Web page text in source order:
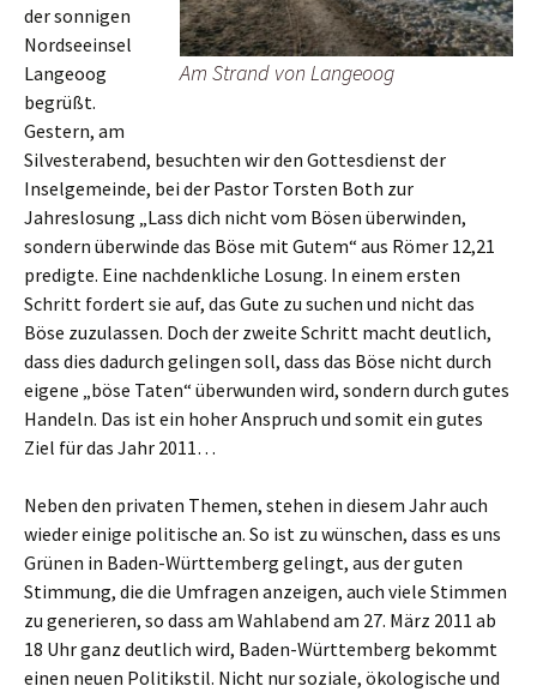
Am Strand von Langeoog
der sonnigen
Nordseeinsel
Langeoog
begrüßt.
Gestern, am
Silvesterabend, besuchten wir den Gottesdienst der
Inselgemeinde, bei der Pastor Torsten Both zur
Jahreslosung „Lass dich nicht vom Bösen überwinden,
sondern überwinde das Böse mit Gutem“ aus Römer 12,21
predigte. Eine nachdenkliche Losung. In einem ersten
Schritt fordert sie auf, das Gute zu suchen und nicht das
Böse zuzulassen. Doch der zweite Schritt macht deutlich,
dass dies dadurch gelingen soll, dass das Böse nicht durch
eigene „böse Taten“ überwunden wird, sondern durch gutes
Handeln. Das ist ein hoher Anspruch und somit ein gutes
Ziel für das Jahr 2011…
Neben den privaten Themen, stehen in diesem Jahr auch
wieder einige politische an. So ist zu wünschen, dass es uns
Grünen in Baden-Württemberg gelingt, aus der guten
Stimmung, die die Umfragen anzeigen, auch viele Stimmen
zu generieren, so dass am Wahlabend am 27. März 2011 ab
18 Uhr ganz deutlich wird, Baden-Württemberg bekommt
einen neuen Politikstil. Nicht nur soziale, ökologische und